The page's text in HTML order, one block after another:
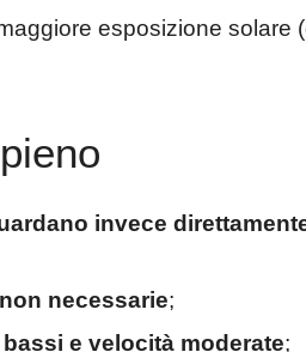
esposizione solare
invece
necessarie;
e velocità moderate;